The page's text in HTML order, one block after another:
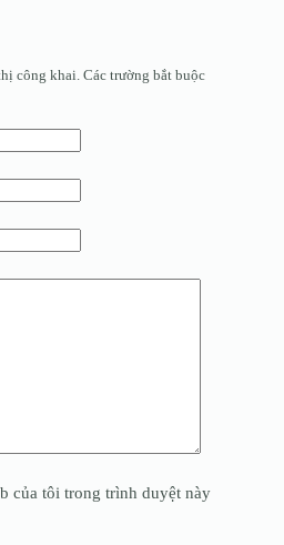
công khai. Các trường bắt buộc
của tôi trong trình duyệt này